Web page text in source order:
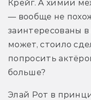
Крейг. А химии
— вообще не
заинтересованы
может, стоило
попросить
больше?
Элай Рот в